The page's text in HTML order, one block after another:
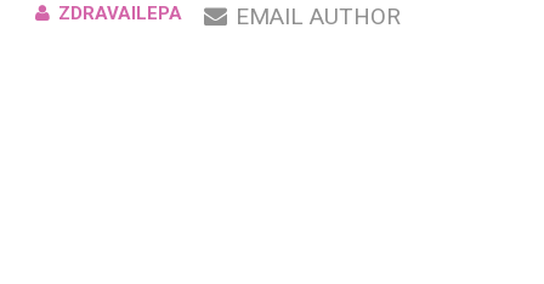
ZDRAVAILEPA EMAIL AUTHOR